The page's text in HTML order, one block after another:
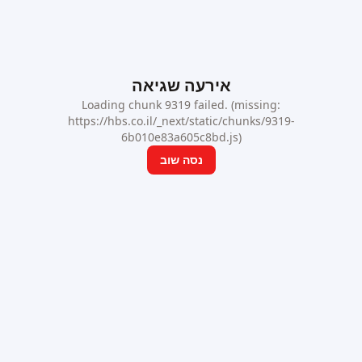
אירעה שגיאה
Loading chunk 9319 failed. (missing:
https://hbs.co.il/_next/static/chunks/9319-
6b010e83a605c8bd.js)